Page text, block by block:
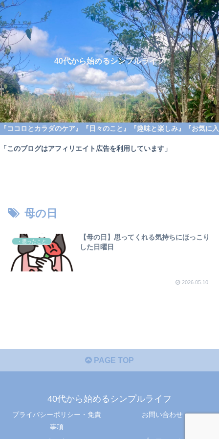
40代から始めるシンプルライフ
『ココロとカラダのケア』 『日々のこと』 『趣味と楽しみ』 『お気に
「このブログはアフィリエイト広告を利用しています」
母の日
・思ったこと
【母の日】思ってくれる気持ちにほっこり
した日曜日
2026.05.10
PAGE TOP
40代から始めるシンプルライフ
プライバシーポリシー・免責
事項
お問い合わせ